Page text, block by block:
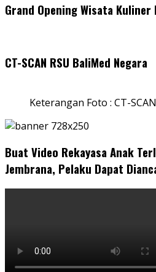
Grand Opening Wisata Kuliner
CT-SCAN RSU BaliMed Negara
Keterangan Foto : CT-
Buat Video Rekayasa Anak
Jembrana, Pelaku Dapat